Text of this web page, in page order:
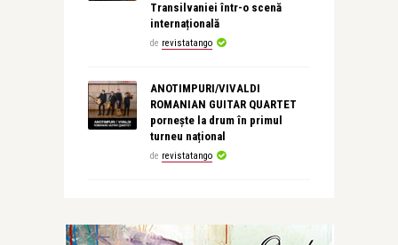
Transilvaniei într-o scenă
internațională
de revistatango
ANOTIMPURI/VIVALDI
ROMANIAN GUITAR QUARTET
pornește la drum în primul
turneu național
de revistatango